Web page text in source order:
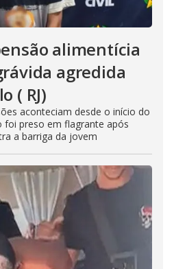
alimentícia
agredida
( RJ)
aconteciam desde o início do
foi preso em flagrante após
a barriga da jovem